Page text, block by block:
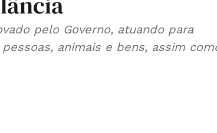
pelo Governo, atuando para
animais e bens, assim